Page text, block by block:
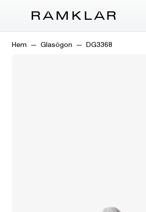
Hem Glasögon DG3368